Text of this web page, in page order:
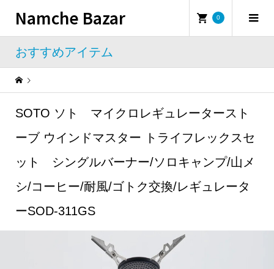
Namche Bazar 0
おすすめアイテム
: Undefined property: WP_Error::$name in
おすすめアイテム
SOTO ソト マイクロレギュレータースト
ーブ ウインドマスター トライフレックスセ
ット シングルバーナー/ソロキャンプ/山メ
シ/コーヒー/耐風/ゴトク交換/レギュレータ
ーSOD-311GS